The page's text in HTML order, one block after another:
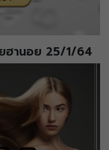
ฮานอย 25/1/64